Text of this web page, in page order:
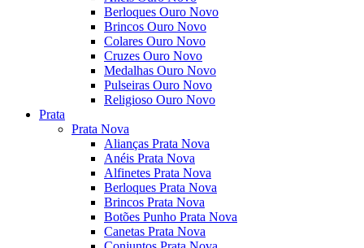
Berloques Ouro Novo
Brincos Ouro Novo
Colares Ouro Novo
Cruzes Ouro Novo
Medalhas Ouro Novo
Pulseiras Ouro Novo
Religioso Ouro Novo
Prata
Prata Nova
Alianças Prata Nova
Anéis Prata Nova
Alfinetes Prata Nova
Berloques Prata Nova
Brincos Prata Nova
Botões Punho Prata Nova
Canetas Prata Nova